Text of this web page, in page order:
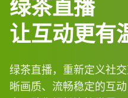
绿茶直播
让互动更有
绿茶直播，重新定义社
晰画质、流畅稳定的互